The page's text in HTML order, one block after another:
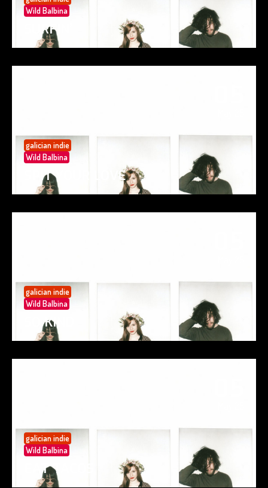
Wild Balbina
SURFIN’
galician indie
Wild Balbina
SPIT YOUR LOVE
galician indie
Wild Balbina
SO KIND
galician indie
Wild Balbina
EAT TACOS